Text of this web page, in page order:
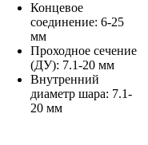
Концевое
соединение: 6-25
мм
Проходное сечение
(ДУ): 7.1-20 мм
Внутренний
диаметр шара: 7.1-
20 мм